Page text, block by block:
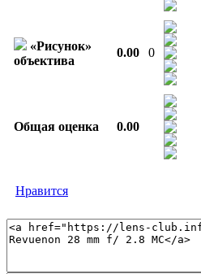
«Рисунок»
объектива
0.00 0
Общая оценка 0.00
Нравится